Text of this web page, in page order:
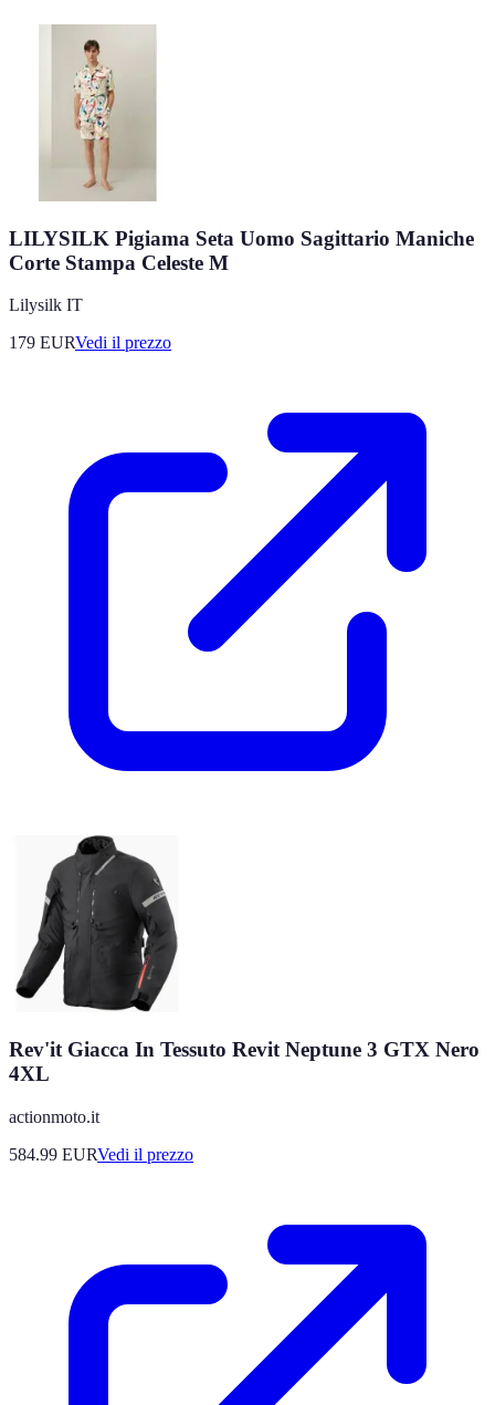
LILYSILK Pigiama Seta Uomo Sagittario Maniche
Corte Stampa Celeste M
Lilysilk IT
179 EURVedi il prezzo
Rev'it Giacca In Tessuto Revit Neptune 3 GTX Nero
4XL
actionmoto.it
584.99 EURVedi il prezzo